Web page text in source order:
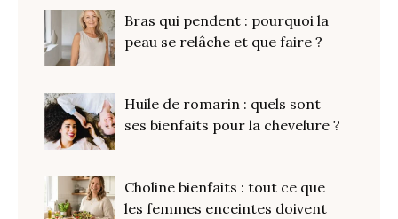
Bras qui pendent : pourquoi la
peau se relâche et que faire ?
Huile de romarin : quels sont
ses bienfaits pour la chevelure ?
Choline bienfaits : tout ce que
les femmes enceintes doivent